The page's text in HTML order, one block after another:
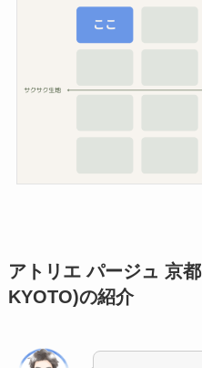
アトリエ パージュ 京
KYOTO)の紹介